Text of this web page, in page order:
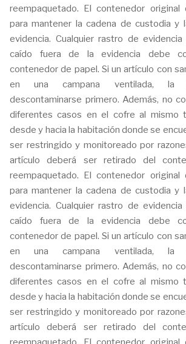
reempaquetado. El contenedor original
para mantener la cadena de custodia y
evidencia. Cualquier rastro de
caído fuera de la evidencia debe
contenedor de papel. Si un artículo con
en una campana ventilada, la
descontaminarse primero. Además, no
diferentes casos en el cofre al mismo
desde y hacia la habitación donde se
ser restringido y monitoreado por
artículo deberá ser retirado del
reempaquetado. El contenedor original
para mantener la cadena de custodia y
evidencia. Cualquier rastro de
caído fuera de la evidencia debe
contenedor de papel. Si un artículo con
en una campana ventilada, la
descontaminarse primero. Además, no
diferentes casos en el cofre al mismo
desde y hacia la habitación donde se
ser restringido y monitoreado por
artículo deberá ser retirado del